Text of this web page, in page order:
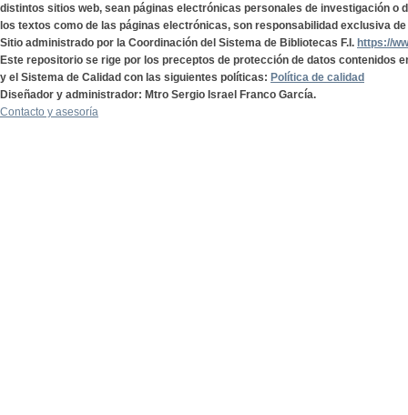
distintos sitios web, sean páginas electrónicas personales de investigación o
los textos como de las páginas electrónicas, son responsabilidad exclusiva
Sitio administrado por la Coordinación del Sistema de Bibliotecas F.I. https://
Este repositorio se rige por los preceptos de protección de datos contenidos
y el Sistema de Calidad con las siguientes políticas: Política de calidad
Diseñador y administrador: Mtro Sergio Israel Franco García.
Contacto y asesoría